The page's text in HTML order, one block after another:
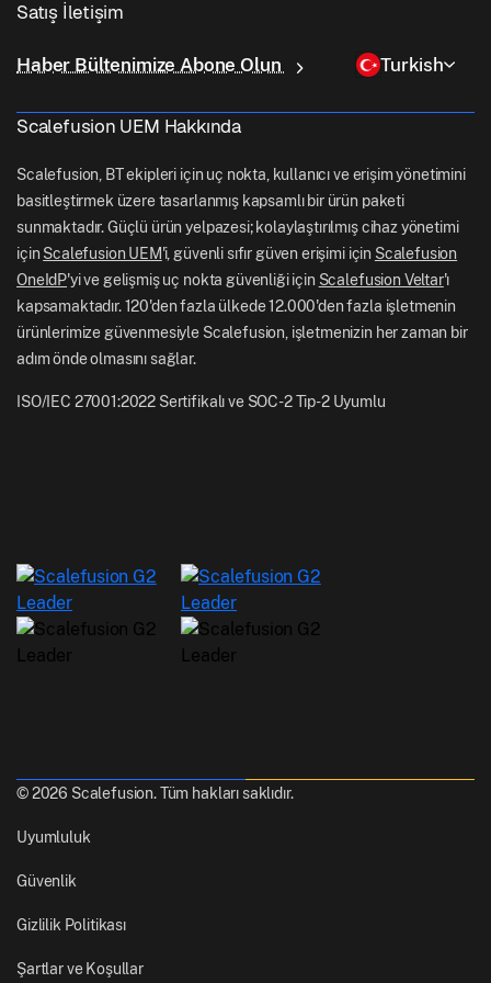
Koşullu Erişim
Uzaktan Kumanda
Son Mil Teslimatı
Perakende
Lojistik
Scalefusion Yardım Belgeleri
Scalefusion Blogu
Haber Odası
Kariyer
Satış İletişim
sales[at]scalefusion.com
UK: +44-7520-641664
NZ: +64-9-888-4315
India: +91-63694-45500
Haber Bültenimize Abone Olun Turkish
Scalefusion UEM Hakkında
Scalefusion, BT ekipleri için uç nokta, kullanıcı ve erişim yönetimini
basitleştirmek üzere tasarlanmış kapsamlı bir ürün paketi
sunmaktadır. Güçlü ürün yelpazesi; kolaylaştırılmış cihaz yönetimi
için Scalefusion UEM'i, güvenli sıfır güven erişimi için Scalefusion
OneIdP'yi ve gelişmiş uç nokta güvenliği için Scalefusion Veltar'ı
kapsamaktadır. 120'den fazla ülkede 12.000'den fazla işletmenin
ürünlerimize güvenmesiyle Scalefusion, işletmenizin her zaman bir
adım önde olmasını sağlar.
ISO/IEC 27001:2022 Sertifikalı ve SOC-2 Tip-2 Uyumlu
© 2026 Scalefusion. Tüm hakları saklıdır.
Uyumluluk
Güvenlik
Gizlilik Politikası
Şartlar ve Koşullar